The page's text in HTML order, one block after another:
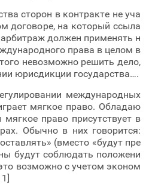
сторон в контракте не уча
договоре, на который ссыла
должен применять н
права в целом в
невозможно решить дело,
юрисдикции государства….
международных
мягкое право. Обладаю
право присутствует в
Обычно в них говорится:
(вместо «будут пре
будут соблюдать положени
возможно с учетом эконом